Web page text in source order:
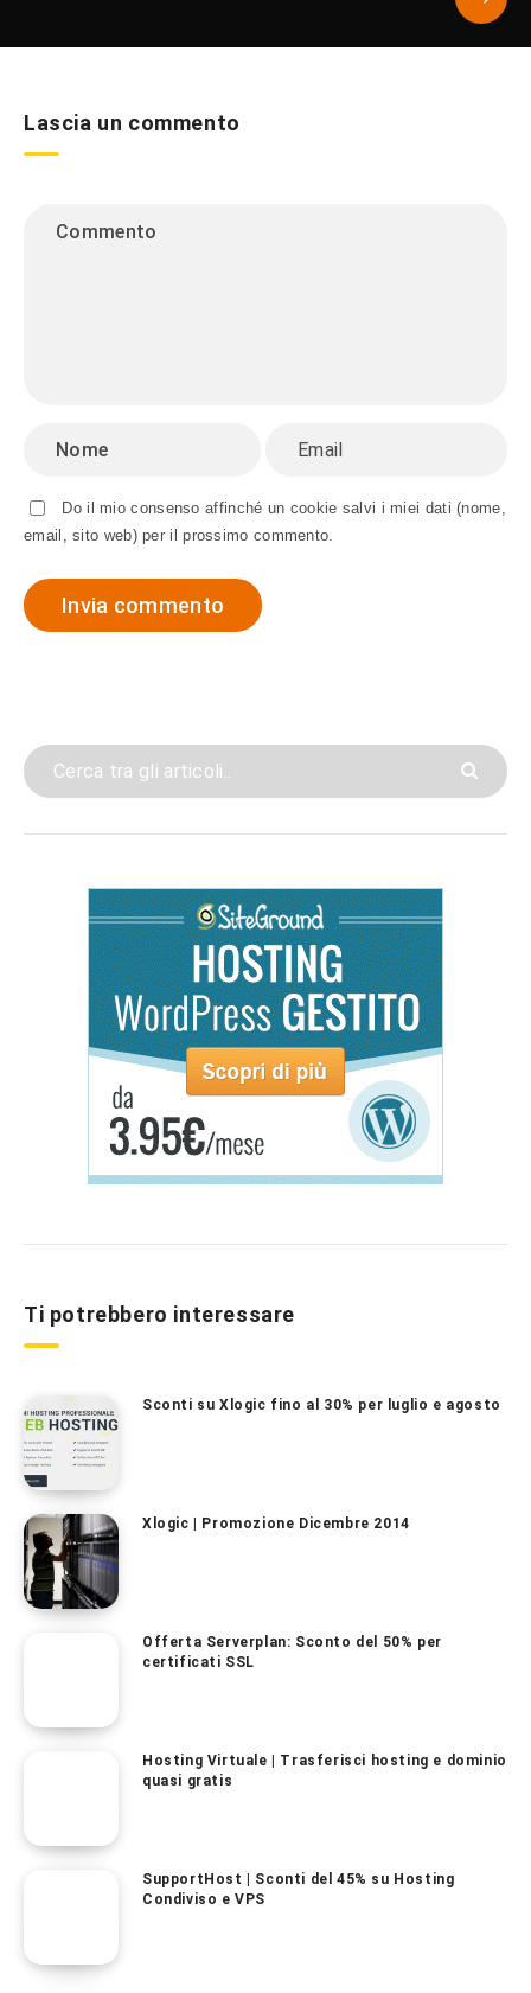
Lascia un commento
Do il mio consenso affinché un cookie salvi i miei dati (nome,
email, sito web) per il prossimo commento.
Ti potrebbero interessare
Sconti su Xlogic fino al 30% per luglio e agosto
Xlogic | Promozione Dicembre 2014
Offerta Serverplan: Sconto del 50% per
certificati SSL
Hosting Virtuale | Trasferisci hosting e dominio
quasi gratis
SupportHost | Sconti del 45% su Hosting
Condiviso e VPS